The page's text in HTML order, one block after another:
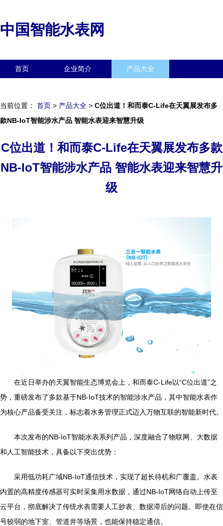
中国智能水表网
首页 企业简介 产品大全
当前位置： 首页 > 产品大全 > C位出道！和而泰C-Life在天翼展发布多
款NB-IoT智能涉水产品 智能水表迎来智慧升级
C位出道！和而泰C-Life在天翼展发布多款
NB-IoT智能涉水产品 智能水表迎来智慧升
级
在近日举办的天翼智能生态博览会上，和而泰C-Life以“C位出道”之
势，重磅发布了多款基于NB-IoT技术的智能涉水产品，其中智能水表作
为核心产品备受关注，标志着水务管理正式迈入万物互联的智能新时代。
本次发布的NB-IoT智能水表系列产品，深度融合了物联网、大数据
和人工智能技术，具备以下突出优势：
采用低功耗广域NB-IoT通信技术，实现了超长待机和广覆盖。水表
内置的高精度传感器可实时采集用水数据，通过NB-IoT网络自动上传至
云平台，彻底解决了传统水表需要人工抄表、数据滞后的问题。即使在信
号较弱的地下室、管道井等场景，也能保持稳定通信。